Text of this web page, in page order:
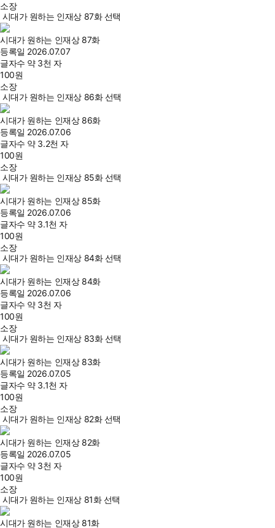
소장
시대가 원하는 인재상 87화 선택
시대가 원하는 인재상 87화
등록일 2026.07.07
글자수 약 3천 자
100원
소장
시대가 원하는 인재상 86화 선택
시대가 원하는 인재상 86화
등록일 2026.07.06
글자수 약 3.2천 자
100원
소장
시대가 원하는 인재상 85화 선택
시대가 원하는 인재상 85화
등록일 2026.07.06
글자수 약 3.1천 자
100원
소장
시대가 원하는 인재상 84화 선택
시대가 원하는 인재상 84화
등록일 2026.07.06
글자수 약 3천 자
100원
소장
시대가 원하는 인재상 83화 선택
시대가 원하는 인재상 83화
등록일 2026.07.05
글자수 약 3.1천 자
100원
소장
시대가 원하는 인재상 82화 선택
시대가 원하는 인재상 82화
등록일 2026.07.05
글자수 약 3천 자
100원
소장
시대가 원하는 인재상 81화 선택
시대가 원하는 인재상 81화